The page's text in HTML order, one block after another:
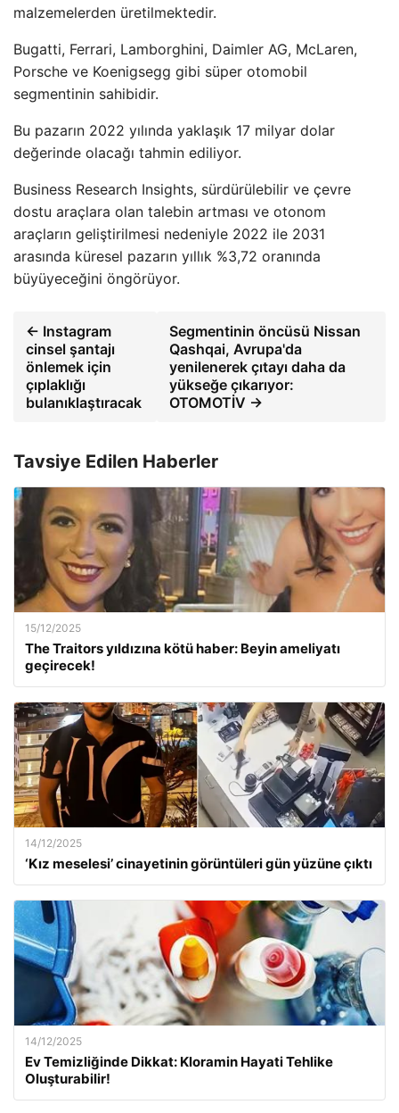
malzemelerden üretilmektedir.
Bugatti, Ferrari, Lamborghini, Daimler AG, McLaren,
Porsche ve Koenigsegg gibi süper otomobil
segmentinin sahibidir.
Bu pazarın 2022 yılında yaklaşık 17 milyar dolar
değerinde olacağı tahmin ediliyor.
Business Research Insights, sürdürülebilir ve çevre
dostu araçlara olan talebin artması ve otonom
araçların geliştirilmesi nedeniyle 2022 ile 2031
arasında küresel pazarın yıllık %3,72 oranında
büyüyeceğini öngörüyor.
← Instagram
cinsel şantajı
önlemek için
çıplaklığı
bulanıklaştıracak
Segmentinin öncüsü Nissan
Qashqai, Avrupa'da
yenilenerek çıtayı daha da
yükseğe çıkarıyor:
OTOMOTİV →
Tavsiye Edilen Haberler
15/12/2025
The Traitors yıldızına kötü haber: Beyin ameliyatı
geçirecek!
14/12/2025
‘Kız meselesi’ cinayetinin görüntüleri gün yüzüne çıktı
14/12/2025
Ev Temizliğinde Dikkat: Kloramin Hayati Tehlike
Oluşturabilir!